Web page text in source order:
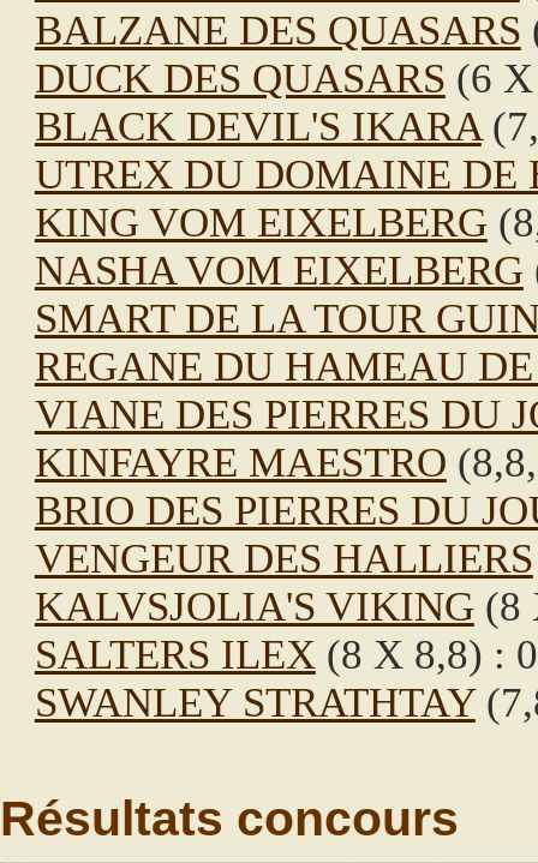
BALZANE DES QUASARS
DUCK DES QUASARS (6
BLACK DEVIL'S IKARA
UTREX DU DOMAINE DE
KING VOM EIXELBERG
NASHA VOM EIXELBERG
SMART DE LA TOUR
REGANE DU HAMEAU DE
VIANE DES PIERRES DU
KINFAYRE MAESTRO
BRIO DES PIERRES DU
VENGEUR DES HALLIERS
KALVSJOLIA'S VIKING(8
SALTERS ILEX (8 X 8,8) :
SWANLEY STRATHTAY
Résultats concours